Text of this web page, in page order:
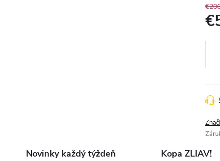
Novinky každý týždeň Kopa ZLIAV!